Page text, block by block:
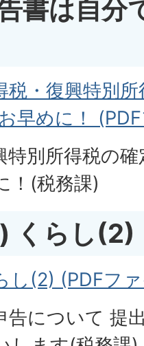
書は自分
税・復興特別
早めに！
特別所得税の
！(税務課)
くらし(2)
し(2) (PDFフ
告について 提